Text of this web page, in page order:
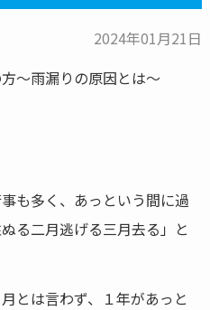
2024年01月21日
～雨漏りの原因とは～
も多く、あっという間に過
る二月逃げる三月去る」と
とは言わず、１年があっと